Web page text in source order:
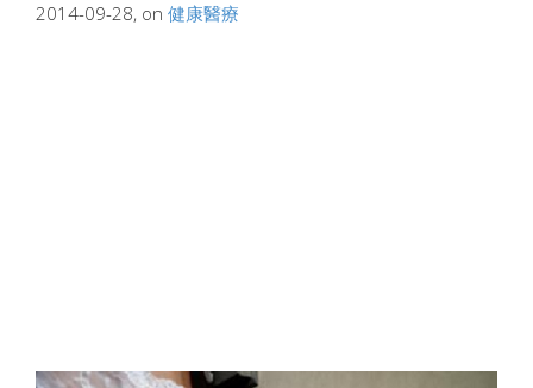
2014-09-28, on 健康醫療